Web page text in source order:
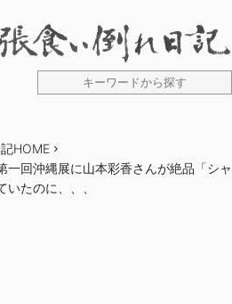
HOME
回沖縄展に山本彩香さんが絶品「シャ
たのに、、、